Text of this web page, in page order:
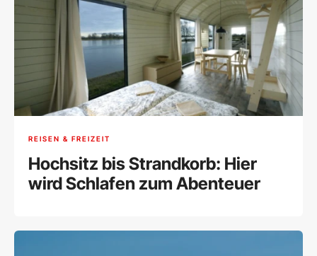
REISEN & FREIZEIT
Hochsitz bis Strandkorb: Hier
wird Schlafen zum Abenteuer